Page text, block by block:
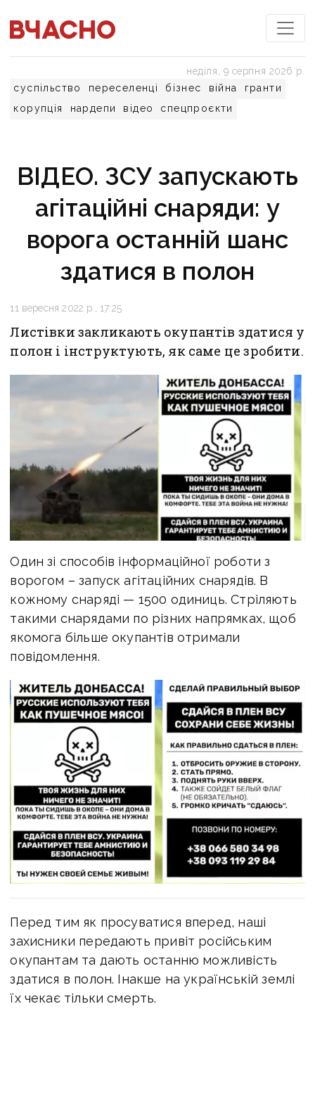
суспільство переселенці бізнес війна
гранти
корупція
нардепи відео спецпроєкти
неділя, 9 серпня 2026 р.
ВІДЕО. ЗСУ запускають
агітаційні снаряди: у
ворога останній шанс
здатися в полон
11 вересня 2022 р., 17:25
Листівки закликають окупантів здатися у
полон і інструктують, як саме це зробити.
Один зі способів інформаційної роботи з
ворогом – запуск агітаційних снарядів. В
кожному снаряді — 1500 одиниць. Стріляють
такими снарядами по різних напрямках, щоб
якомога більше окупантів отримали
повідомлення.
Перед тим як просуватися вперед, наші
захисники передають привіт російським
окупантам та дають останню можливість
здатися в полон. Інакше на українській землі
їх чекає тільки смерть.